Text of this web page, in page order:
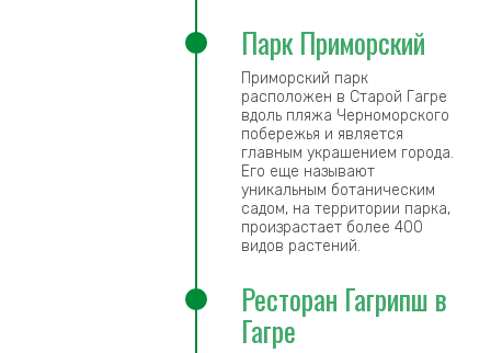
Парк Приморский
Приморский парк
расположен в Старой Гагре
вдоль пляжа Черноморского
побережья и является
главным украшением города.
Его еще называют
уникальным ботаническим
садом, на территории парка,
произрастает более 400
видов растений.
Ресторан Гагрипш в
Гагре